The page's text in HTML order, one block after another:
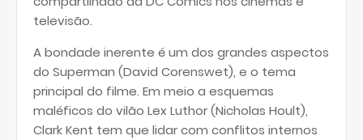
televisão.
A bondade inerente é um dos grandes aspectos
do Superman (David Corenswet), e o tema
principal do filme. Em meio a esquemas
maléficos do vilão Lex Luthor (Nicholas Hoult),
Clark Kent tem que lidar com conflitos internos